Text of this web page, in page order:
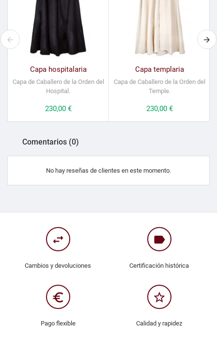
Capa hospitalaria
Capa de Caballero de la Orden del
Hospital.
Precio
230,00 €
Capa templaria
Capa de Caballero de la Orden del
Temple.
Precio
230,00 €
Comentarios (0)
No hay reseñas de clientes en este momento.
swap_horiz
Cambios y devoluciones
label
Certificación histórica
euro_symbol
Pago flexible
star_border
Calidad y rapidez